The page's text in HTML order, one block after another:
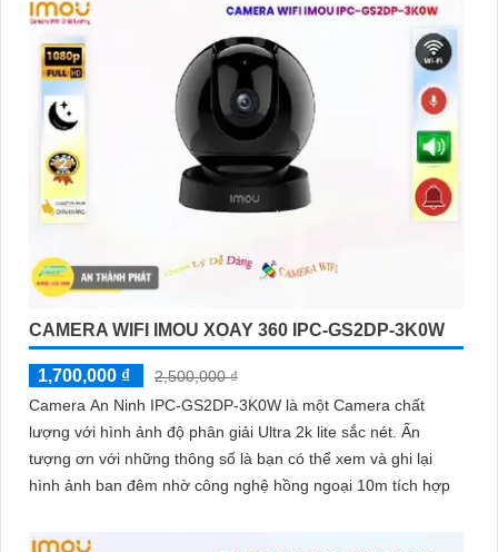
CAMERA WIFI IMOU XOAY 360 IPC-GS2DP-3K0W
1,700,000 ₫
2,500,000 ₫
Camera An Ninh IPC-GS2DP-3K0W là một Camera chất
lượng với hình ảnh độ phân giải Ultra 2k lite sắc nét. Ấn
tượng ơn với những thông số là bạn có thể xem và ghi lại
hình ảnh ban đêm nhờ công nghệ hồng ngoại 10m tích hợp